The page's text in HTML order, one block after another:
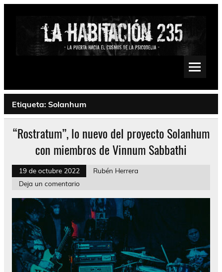
Saltar
Psychedelic, Stoner, Doom, Sludge, Fuzz, Space, Drone
Etiqueta: Solanhum
“Rostratum”, lo nuevo del proyecto Solanhum
con miembros de Vinnum Sabbathi
19 de octubre 2022
Rubén Herrera
Deja un comentario